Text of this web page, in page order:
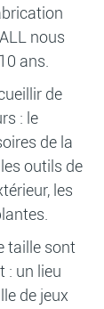
nous
ans.
de
: le
de la
outils de
les
taille sont
: un lieu
de jeux